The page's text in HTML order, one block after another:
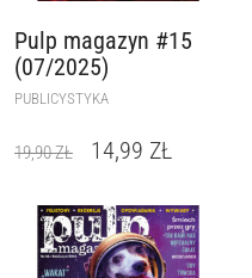
Pulp magazyn #15
(07/2025)
PUBLICYSTYKA
19,90ZŁ 14,99 ZŁ